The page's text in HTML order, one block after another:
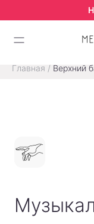
Главная / Верхний